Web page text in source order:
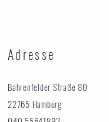
Adresse
Bahrenfelder Straße 80
22765 Hamburg